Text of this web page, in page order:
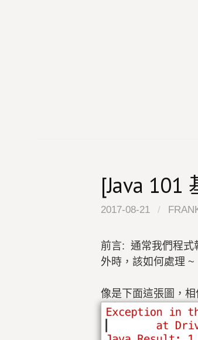
[Java 101
2017-08-21 /
前言: 通常我們程式
外時，該如何處理 ~
像是下面這張圖，